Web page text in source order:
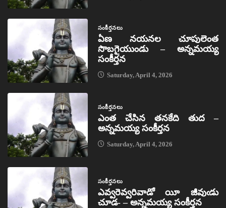
సంకీర్తనలు
ఏణ నయనల చూపులెంత
సొబగైయుండు – అన్నమయ్య
సంకీర్తన
Saturday, April 4, 2026
సంకీర్తనలు
ఎంత చేసిన తనకేది తుద –
అన్నమయ్య సంకీర్తన
Saturday, April 4, 2026
సంకీర్తనలు
ఎవ్వరెవ్వరివాడో యీ జీవుఁడు
చూడ- – అన్నమయ్య సంకీర్తన